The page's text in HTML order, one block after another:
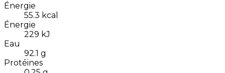
Énergie
55.3 kcal
Énergie
229 kJ
Eau
92.1 g
Protéines